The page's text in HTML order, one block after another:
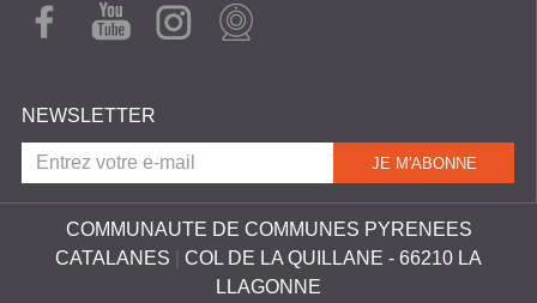
FAC
EBO
YOU
TUB
INST
AGR
WEB
CAM
NEWSLETTER
COMMUNAUTE DE COMMUNES PYRENEES
CATALANES
COL DE LA QUILLANE - 66210 LA
LLAGONNE